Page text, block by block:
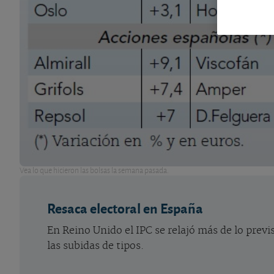
Vea lo que hicieron las bolsas la semana pasada.
Resaca electoral en España
En Reino Unido el IPC se relajó más de lo
las subidas de tipos.